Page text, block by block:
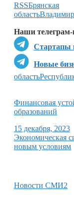
Наши
Стартапы
Новые
RSSБрянская
область
область
Финансовая
образований
15 декабря, 2023
Экономическая
новым условиям
Новости СМИ2